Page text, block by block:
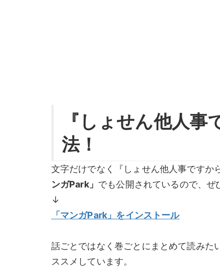
『しょせん他人
法！
文字だけでなく『しょせん他人事ですか
ンガPark」 でも公開されているので、ぜ
↓
「マンガPark 」をインストール
話ごとではなく巻ごとにまとめて読みた
ススメしています。